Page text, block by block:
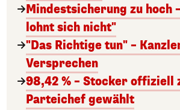
Mindestsicherung zu hoch
lohnt sich nicht"
"Das Richtige tun" –
Versprechen
98,42 % – Stocker offiziell
Parteichef gewählt